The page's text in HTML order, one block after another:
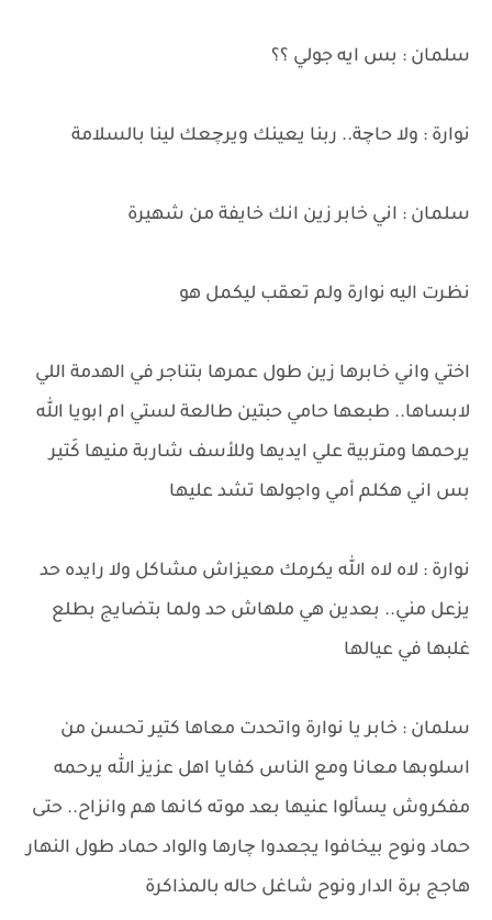
سلمان : بس ايه جولي ؟؟
نوارة : ولا حاچة.. ربنا يعينك ويرچعك لينا بالسلامة
سلمان : اني خابر زين انك خايفة من شهيرة
نظرت اليه نوارة ولم تعقب ليكمل هو
اختي واني خابرها زين طول عمرها بتناجر في الهدمة اللي
لابساها.. طبعها حامي حبتين طالعة لستي ام ابويا الله
يرحمها ومتربية علي ايديها وللأسف شاربة منيها كَتير
بس اني هكلم أمي واجولها تشد عليها
نوارة : لاه لاه الله يكرمك معيزاش مشاكل ولا رايده حد
يزعل مني.. بعدين هي ملهاش حد ولما بتضايج بطلع
غلبها في عيالها
سلمان : خابر يا نوارة واتحدت معاها كتير تحسن من
اسلوبها معانا ومع الناس كفايا اهل عزيز الله يرحمه
مفكروش يسألوا عنيها بعد موته كانها هم وانزاح.. حتى
حماد ونوح بيخافوا يجعدوا چارها والواد حماد طول النهار
هاجج برة الدار ونوح شاغل حاله بالمذاكرة